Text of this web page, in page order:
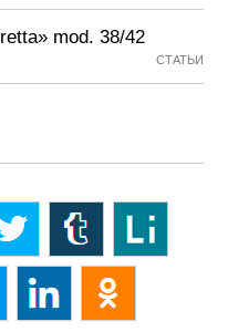
mod. 38/42
СТАТЬИ